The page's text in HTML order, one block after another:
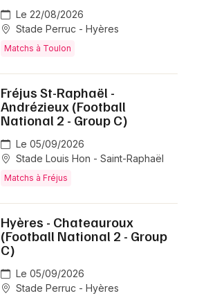
Le 22/08/2026
Stade Perruc - Hyères
Matchs à Toulon
Fréjus St-Raphaël -
Andrézieux (Football
National 2 - Group C)
Le 05/09/2026
Stade Louis Hon - Saint-Raphaël
Matchs à Fréjus
Hyères - Chateauroux
(Football National 2 - Group
C)
Le 05/09/2026
Stade Perruc - Hyères